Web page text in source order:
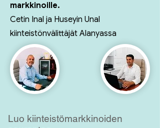
markkinoille.
Cetin Inal ja Huseyin Unal
kiinteistönvälittäjät Alanyassa
Luo kiinteistömarkkinoiden